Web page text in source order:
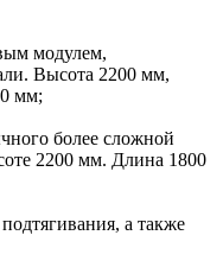
модулем,
Высота 2200 мм,
мм;
более сложной
2200 мм. Длина 1800
а также